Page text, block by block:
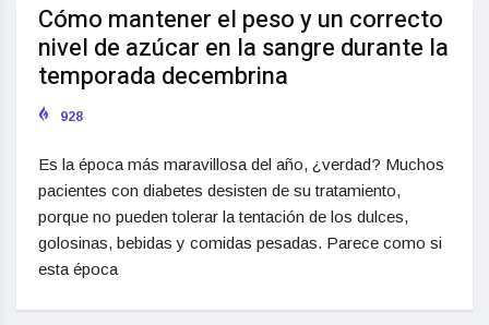
Cómo mantener el peso y un correcto
nivel de azúcar en la sangre durante la
temporada decembrina
928
Es la época más maravillosa del año, ¿verdad? Muchos
pacientes con diabetes desisten de su tratamiento,
porque no pueden tolerar la tentación de los dulces,
golosinas, bebidas y comidas pesadas. Parece como si
esta época